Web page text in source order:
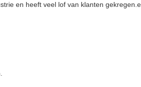
en heeft veel lof van klanten